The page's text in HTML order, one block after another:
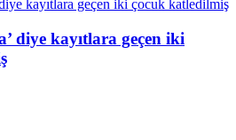
diye kayıtlara geçen iki